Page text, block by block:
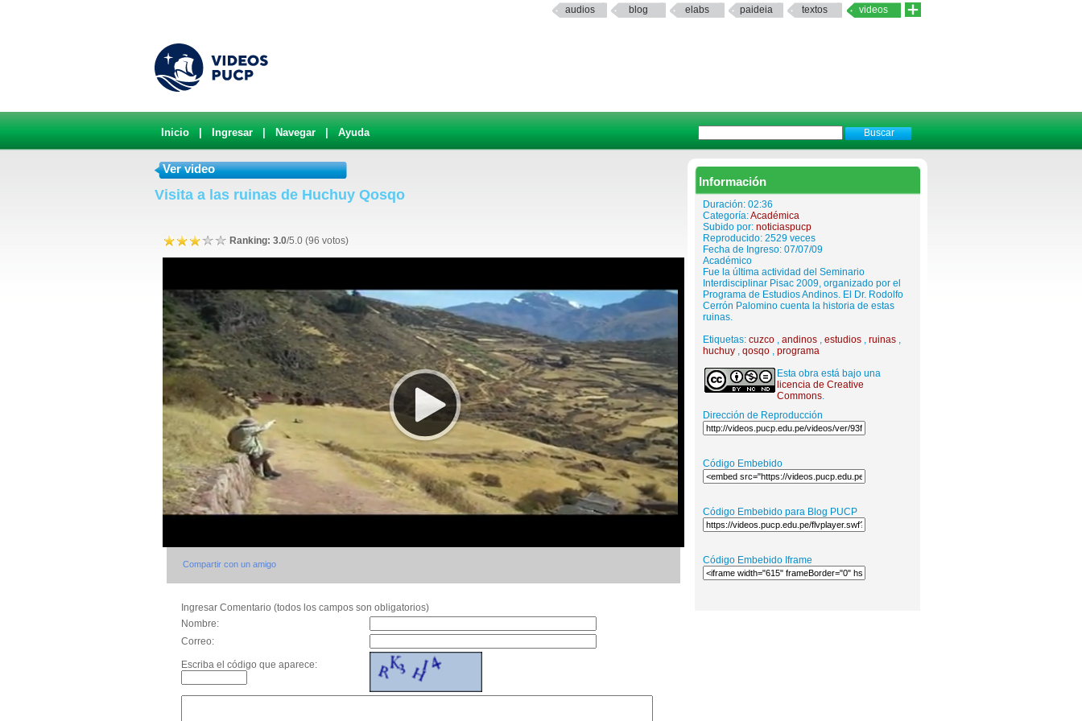
audios blog elabs paideia textos videos
Inicio Ingresar Navegar Ayuda
Información
Duración: 02:36
Categoría:Académica
Subido por: noticiaspucp
Reproducido: 2529 veces
Fecha de Ingreso: 07/07/09
Académico
Fue la última actividad del Seminario
Interdisciplinar Pisac 2009, organizado por el
Programa de Estudios Andinos. El Dr. Rodolfo
Cerrón Palomino cuenta la historia de estas
ruinas.
Etiquetas: cuzco , andinos , estudios , ruinas ,
huchuy , qosqo , programa
Esta obra está bajo una
licencia de Creative
Commons.
Dirección de Reproducción
Código Embebido
Código Embebido para Blog PUCP
Código Embebido Iframe
Ver video
Visita a las ruinas de Huchuy Qosqo
Ranking: 3.0/5.0 (96 votos)
Compartir con un amigo
Ingresar Comentario (todos los campos son obligatorios)
Nombre:
Correo:
Escriba el código que aparece: